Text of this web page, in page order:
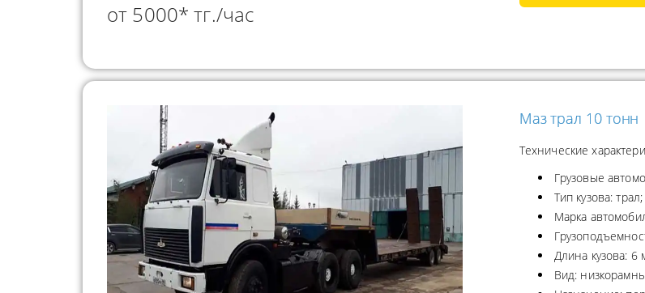
от 5000* тг./час
Маз трал 10 тонн
Технические
Грузовые
Тип кузова: трал;
Марка
Длина кузова: 6
Вид: